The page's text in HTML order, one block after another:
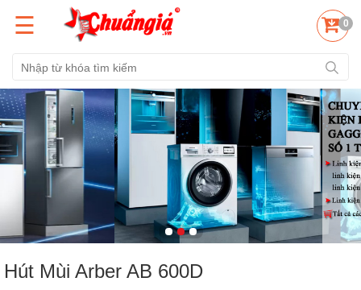
☰ 0
Hút Mùi Arber AB 600D